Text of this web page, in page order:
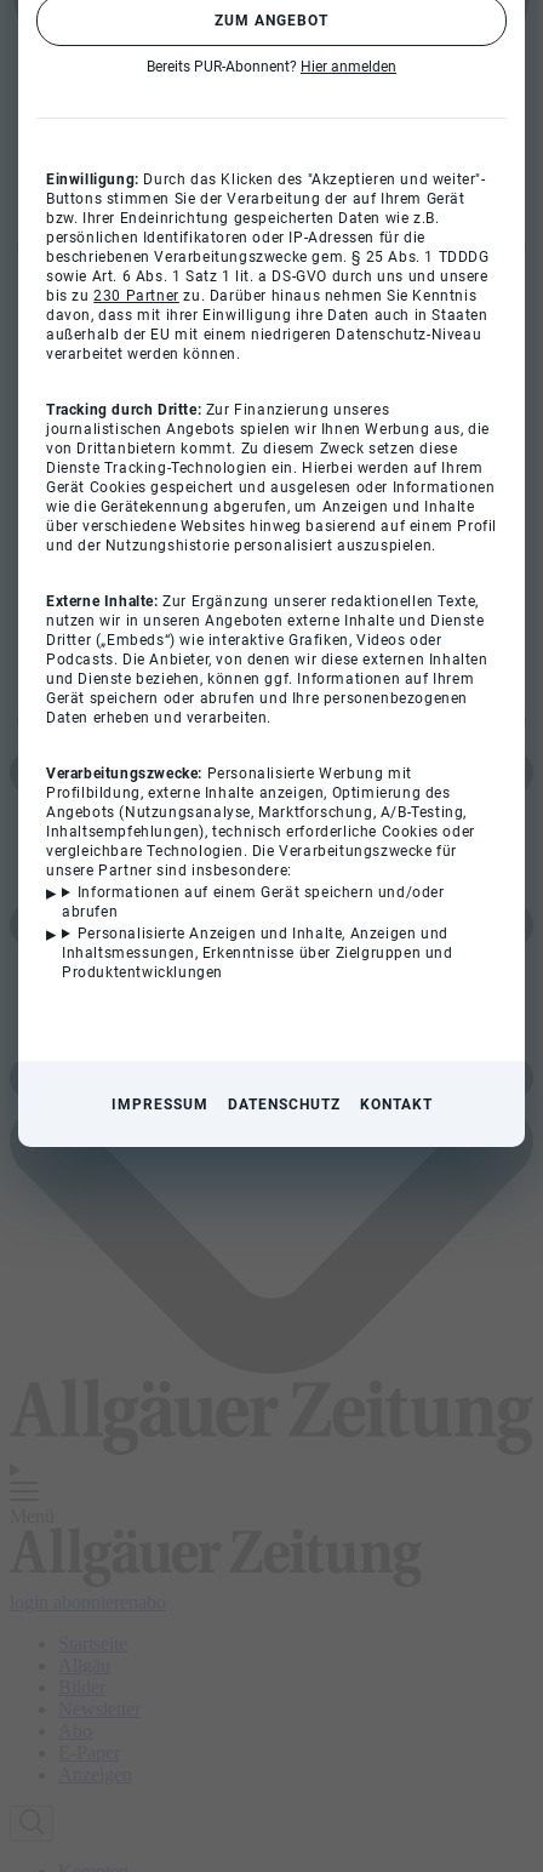
ZUM ANGEBOT
Bereits PUR-Abonnent? Hier anmelden
Einwilligung: Durch das Klicken des "Akzeptieren und weiter"-
Buttons stimmen Sie der Verarbeitung der auf Ihrem Gerät
bzw. Ihrer Endeinrichtung gespeicherten Daten wie z.B.
persönlichen Identifikatoren oder IP-Adressen für die
beschriebenen Verarbeitungszwecke gem. § 25 Abs. 1 TDDDG
sowie Art. 6 Abs. 1 Satz 1 lit. a DS-GVO durch uns und unsere
bis zu230 Partner zu. Darüber hinaus nehmen Sie Kenntnis
davon, dass mit ihrer Einwilligung ihre Daten auch in Staaten
außerhalb der EU mit einem niedrigeren Datenschutz-Niveau
verarbeitet werden können.
Tracking durch Dritte: Zur Finanzierung unseres
journalistischen Angebots spielen wir Ihnen Werbung aus, die
von Drittanbietern kommt. Zu diesem Zweck setzen diese
Dienste Tracking-Technologien ein. Hierbei werden auf Ihrem
Gerät Cookies gespeichert und ausgelesen oder Informationen
wie die Gerätekennung abgerufen, um Anzeigen und Inhalte
über verschiedene Websites hinweg basierend auf einem Profil
und der Nutzungshistorie personalisiert auszuspielen.
Externe Inhalte:Zur Ergänzung unserer redaktionellen Texte,
nutzen wir in unseren Angeboten externe Inhalte und Dienste
Dritter („Embeds“) wie interaktive Grafiken, Videos oder
Podcasts. Die Anbieter, von denen wir diese externen Inhalten
und Dienste beziehen, können ggf. Informationen auf Ihrem
Gerät speichern oder abrufen und Ihre personenbezogenen
Daten erheben und verarbeiten.
Verarbeitungszwecke: Personalisierte Werbung mit
Profilbildung, externe Inhalte anzeigen, Optimierung des
Angebots (Nutzungsanalyse, Marktforschung, A/B-Testing,
Inhaltsempfehlungen), technisch erforderliche Cookies oder
vergleichbare Technologien. Die Verarbeitungszwecke für
unsere Partner sind insbesondere:
Informationen auf einem Gerät speichern und/oder
abrufen
Personalisierte Anzeigen und Inhalte, Anzeigen und
Inhaltsmessungen, Erkenntnisse über Zielgruppen und
Produktentwicklungen
IMPRESSUM DATENSCHUTZ KONTAKT